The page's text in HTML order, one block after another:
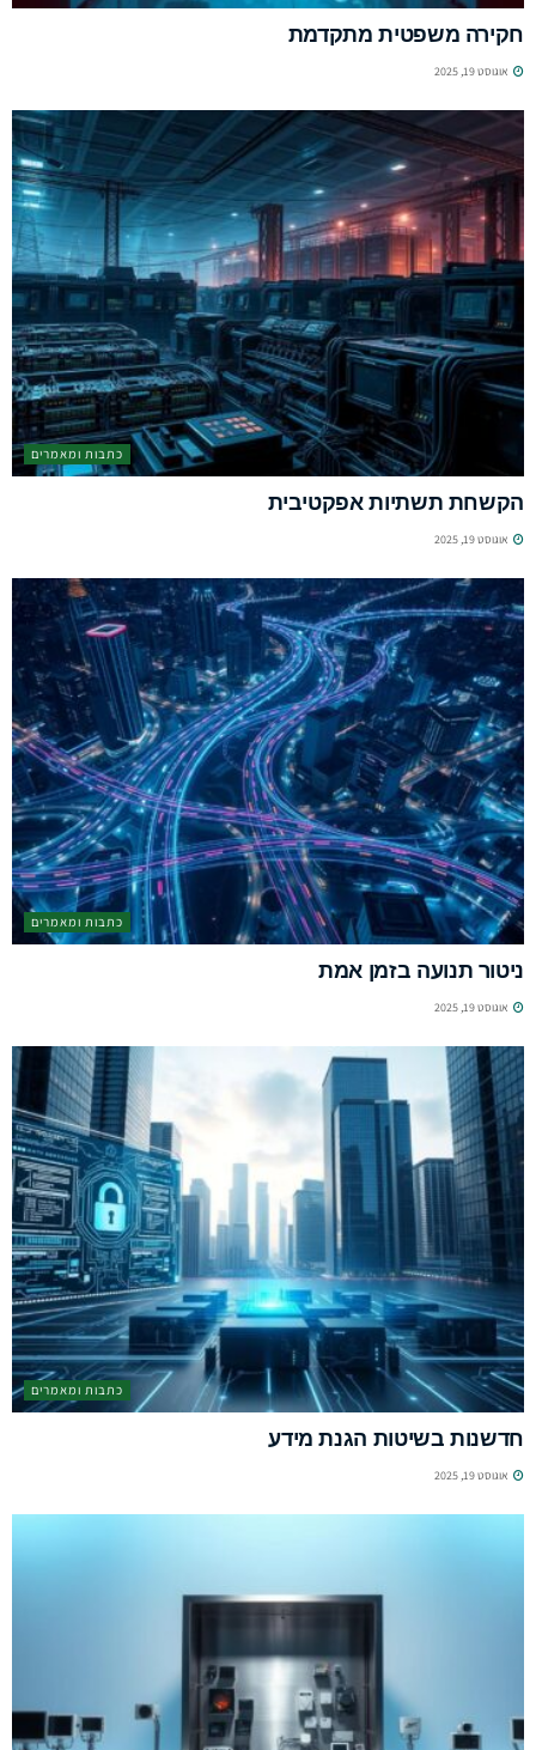
חקירה משפטית מתקדמת
אוגוסט 19, 2025
כתבות ומאמרים
הקשחת תשתיות אפקטיבית
אוגוסט 19, 2025
כתבות ומאמרים
ניטור תנועה בזמן אמת
אוגוסט 19, 2025
כתבות ומאמרים
חדשנות בשיטות הגנת מידע
אוגוסט 19, 2025